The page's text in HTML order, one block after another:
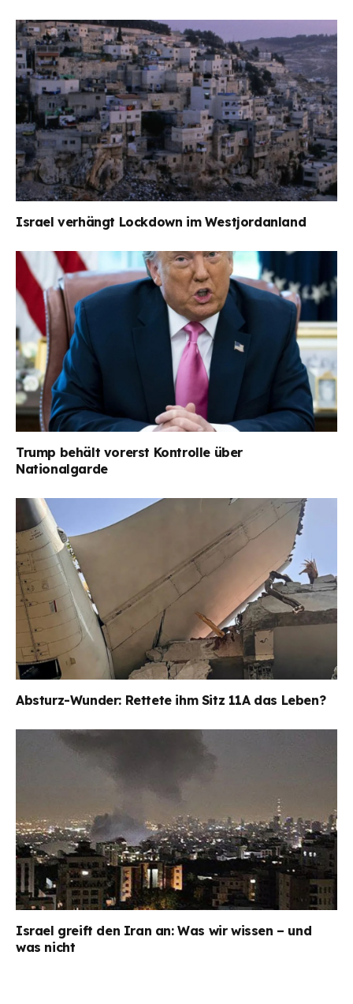
Israel verhängt Lockdown im Westjordanland
Trump behält vorerst Kontrolle über
Nationalgarde
Absturz-Wunder: Rettete ihm Sitz 11A das Leben?
Israel greift den Iran an: Was wir wissen – und
was nicht